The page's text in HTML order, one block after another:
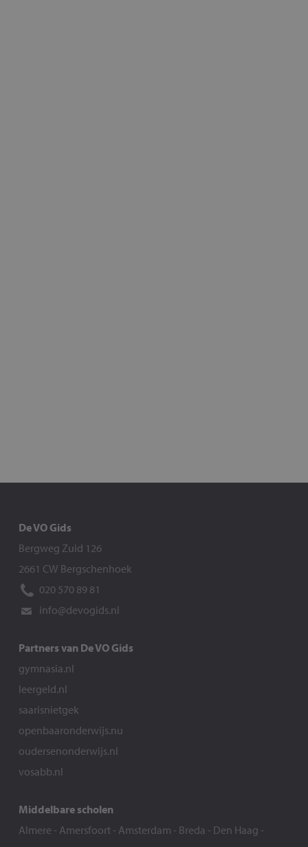
De VO Gids
Bergweg Zuid 126
2661 CW Bergschenhoek
020 570 89 81
info@devogids.nl
Partners van De VO Gids
gymnasia.nl
leergeld.nl
saarisnietgek
openbaaronderwijs.nu
oudersenonderwijs.nl
vosabb.nl
Middelbare scholen
Almere - Amersfoort- Amsterdam - Breda - Den Haag -